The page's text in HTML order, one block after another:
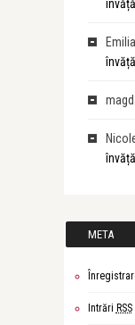
Emilia
META
Intrări RSS